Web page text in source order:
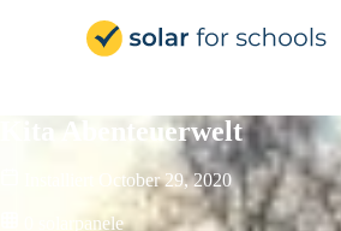
Kita Abenteuerwelt
October 29, 2020
solarpanele